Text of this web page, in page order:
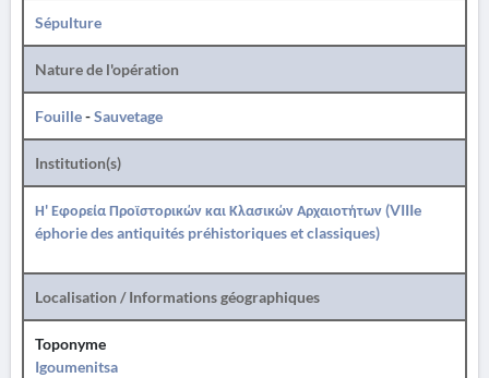
Sépulture
Nature de l'opération
Fouille-Sauvetage
Institution(s)
Η' Εφορεία Προϊστορικών και Κλασικών Αρχαιοτήτων (VIIIe
éphorie des antiquités préhistoriques et classiques)
Localisation / Informations géographiques
Toponyme
Igoumenitsa